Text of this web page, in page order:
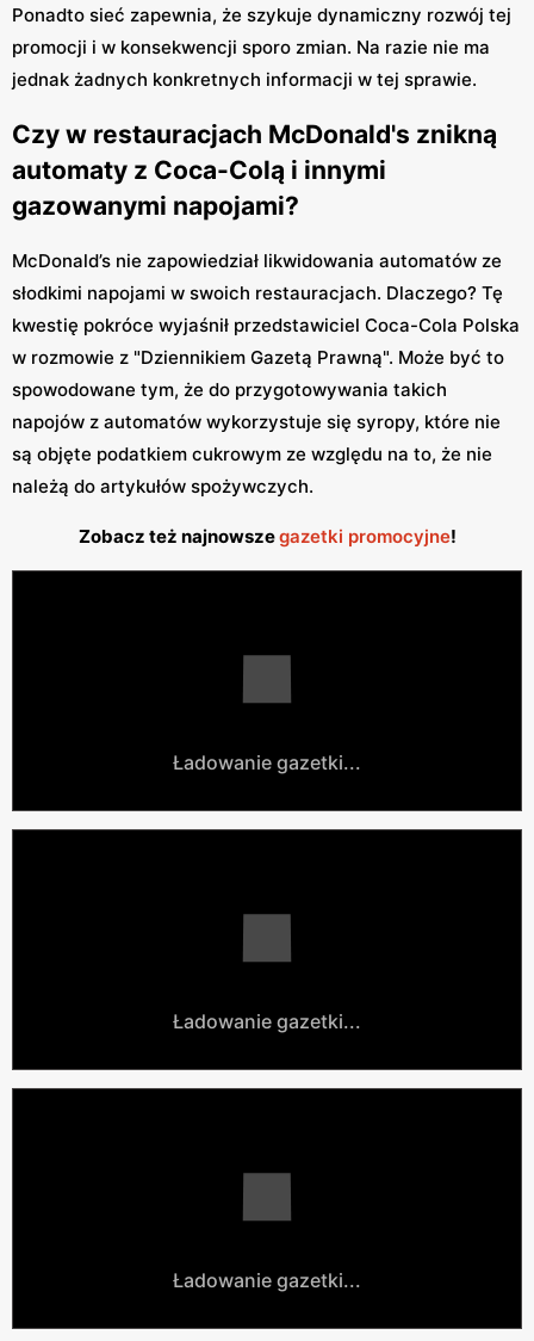
Ponadto sieć zapewnia, że szykuje dynamiczny rozwój tej
promocji i w konsekwencji sporo zmian. Na razie nie ma
jednak żadnych konkretnych informacji w tej sprawie.
Czy w restauracjach McDonald's znikną
automaty z Coca-Colą i innymi
gazowanymi napojami?
McDonald’s nie zapowiedział likwidowania automatów ze
słodkimi napojami w swoich restauracjach. Dlaczego? Tę
kwestię pokróce wyjaśnił przedstawiciel Coca-Cola Polska
w rozmowie z "Dziennikiem Gazetą Prawną". Może być to
spowodowane tym, że do przygotowywania takich
napojów z automatów wykorzystuje się syropy, które nie
są objęte podatkiem cukrowym ze względu na to, że nie
należą do artykułów spożywczych.
Zobacz też najnowszegazetki promocyjne!
Ładowanie gazetki...
Ładowanie gazetki...
Ładowanie gazetki...